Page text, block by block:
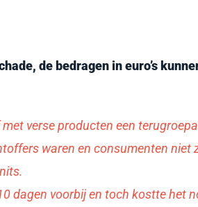
de bedragen in euro’s
verse producten een
waren en consumenten
dagen voorbij en toch kostte het